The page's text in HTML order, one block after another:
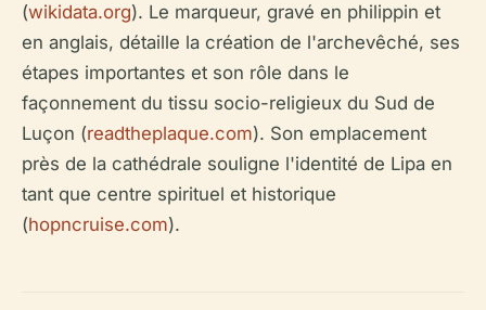
(wikidata.org). Le marqueur, gravé en philippin et
en anglais, détaille la création de l'archevêché, ses
étapes importantes et son rôle dans le
façonnement du tissu socio-religieux du Sud de
Luçon (readtheplaque.com). Son emplacement
près de la cathédrale souligne l'identité de Lipa en
tant que centre spirituel et historique
(hopncruise.com).